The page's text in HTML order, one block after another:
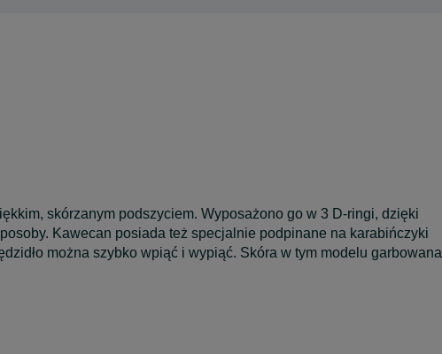
skórzanym podszyciem. Wyposażono go w 3 D-ringi, dzięki
Kawecan posiada też specjalnie podpinane na karabińczyki
można szybko wpiąć i wypiąć. Skóra w tym modelu garbowana